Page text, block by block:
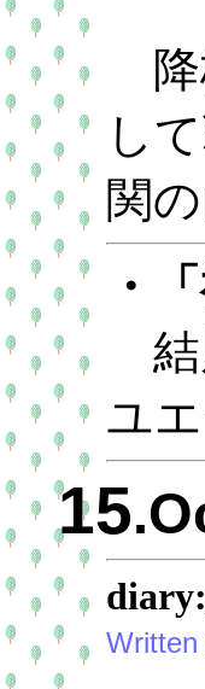
降
し
関
・
結
ユ
15
Written